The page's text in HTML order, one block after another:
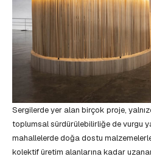
Sergilerde yer alan birçok proje,
toplumsal sürdürülebilirliğe de vurgu
mahallelerde doğa dostu
kolektif üretim alanlarına kadar